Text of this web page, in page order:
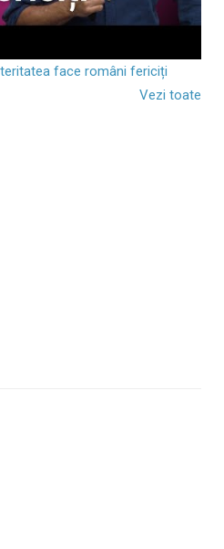
face români fericiți
Vezi toate